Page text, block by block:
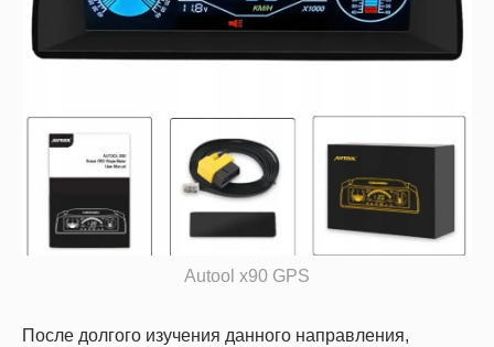
Autool x90 GPS
После долгого изучения данного направления,